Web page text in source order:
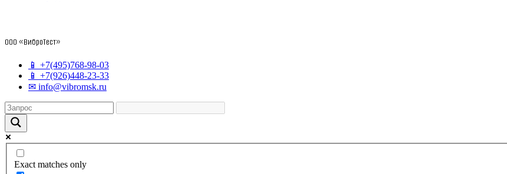
ООО «ВиброТест»
📱 +7(495)768-98-03
📱 +7(926)448-23-33
✉ info@vibromsk.ru
Exact matches only